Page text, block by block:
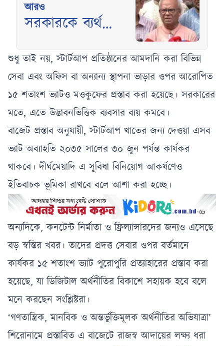
আরও
সরকারকে ব্যর্থ
অভিযোগ রিজভীর
শুধু তাই নয়, স্টার্টআপ প্রতিষ্ঠানের আমদানি করা বিভিন্ন
সেবা এবং অফিস বা অন্যান্য স্থাপনা ভাড়ার ওপর আরোপিত
১৫ শতাংশ ভ্যাটও মওকুফের প্রস্তাব করা হয়েছে। সরকারের
মতে, এতে উদ্ভাবনভিত্তিক ব্যবসার ব্যয় কমবে।
বাজেট প্রস্তাব অনুযায়ী, স্টার্টআপ খাতের জন্য দেওয়া এসব
ভ্যাট অব্যাহতি ২০৩৫ সালের ৩০ জুন পর্যন্ত কার্যকর
থাকবে। দীর্ঘমেয়াদি এ সুবিধা বিনিয়োগ আকর্ষণেও
ইতিবাচক ভূমিকা রাখবে বলে আশা করা হচ্ছে।
অন্যদিকে, কনটেন্ট নির্মাতা ও ফ্রিল্যান্সারদের জন্যও এসেছে
বড় স্বস্তির খবর। তাদের প্রদত্ত সেবার ওপর বর্তমানে
কার্যকর ১৫ শতাংশ ভ্যাট পুরোপুরি প্রত্যাহারের প্রস্তাব করা
হয়েছে, যা ডিজিটাল অর্থনীতির বিকাশে সহায়ক হবে বলে
মনে করছেন সংশ্লিষ্টরা।
‘গণতান্ত্রিক, মানবিক ও অন্তর্ভুক্তিমূলক অর্থনীতির অভিযাত্রা’
শিরোনামে প্রস্তাবিত এ বাজেটে রাজস্ব আদায়ের লক্ষ্য ধরা